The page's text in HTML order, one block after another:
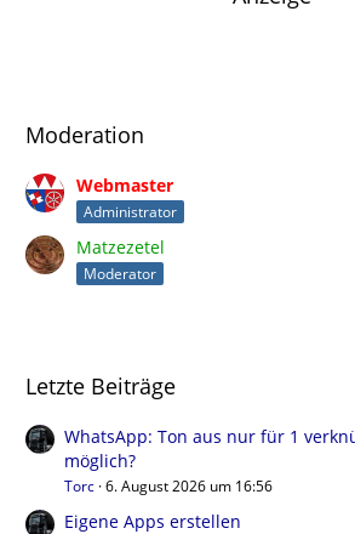
Moderation
Webmaster
Administrator
Matzezetel
Moderator
Letzte Beiträge
WhatsApp: Ton aus nur für 1
möglich?
Torc 6. August 2026 um 16:56
Eigene Apps erstellen